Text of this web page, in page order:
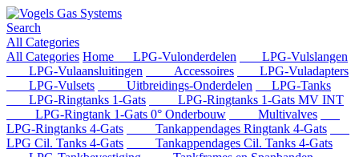
Search
All Categories
All Categories Home LPG-Vulonderdelen
LPG-Vulslangen
LPG-Vulaansluitingen
Accessoires
LPG-Vuladapters
LPG-Vulsets
Uitbreidings-Onderdelen
LPG-Tanks
LPG-Ringtanks 1-Gats
LPG-Ringtanks 1-Gats MV INT
LPG-Ringtank 1-Gats 0° Onderbouw
Multivalves
LPG-Ringtanks 4-Gats
Tankappendages Ringtank 4-Gats
LPG Cil. Tanks 4-Gats
Tankappendages Cil. Tanks 4-Gats